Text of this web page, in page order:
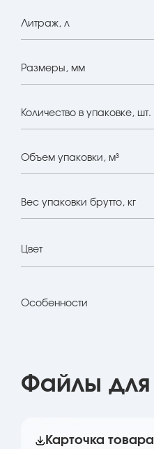
Литраж, л
Размеры, мм
Количество в упаковке, шт.
Объем упаковки, м³
Вес упаковки брутто, кг
Цвет
Особенности
Файлы для
Карточка